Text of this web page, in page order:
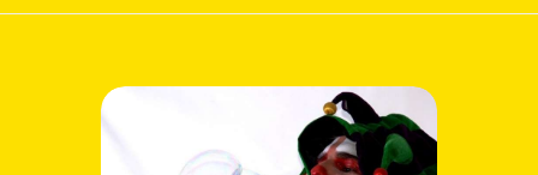
BLOG